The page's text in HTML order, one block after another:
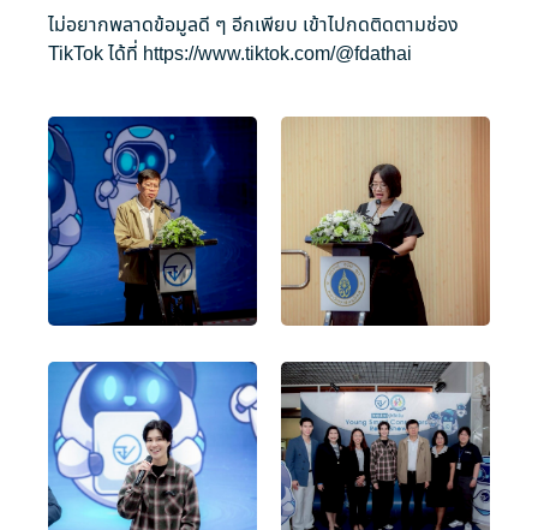
ไม่อยากพลาดข้อมูลดี ๆ อีกเพียบ เข้าไปกดติดตามช่อง
TikTok ได้ที่ https://www.tiktok.com/@fdathai